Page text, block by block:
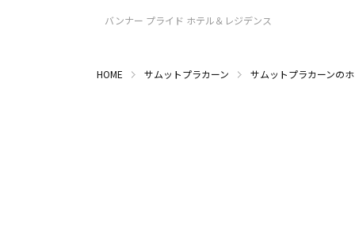
バンナー プライド ホテル＆レジデンス
HOME サムットプラカーン サムットプラカーンの